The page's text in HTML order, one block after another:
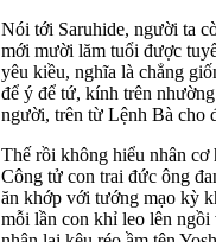
Nói tới Saruhide, người ta
mới mười lăm tuổi được
yêu kiều, nghĩa là chẳng
để ý để tứ, kính trên
người, trên từ Lệnh Bà cho
Thế rồi không hiểu nhân cơ
Công tử con trai đức ông
ăn khớp với tướng mạo kỳ
mỗi lần con khỉ leo lên ngồi